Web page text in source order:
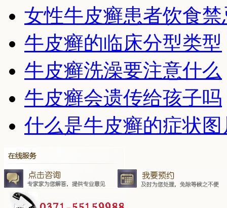
女性牛皮癣患者饮食禁
牛皮癣的临床分型类型
牛皮癣洗澡要注意什么
牛皮癣会遗传给孩子吗
什么是牛皮癣的症状图